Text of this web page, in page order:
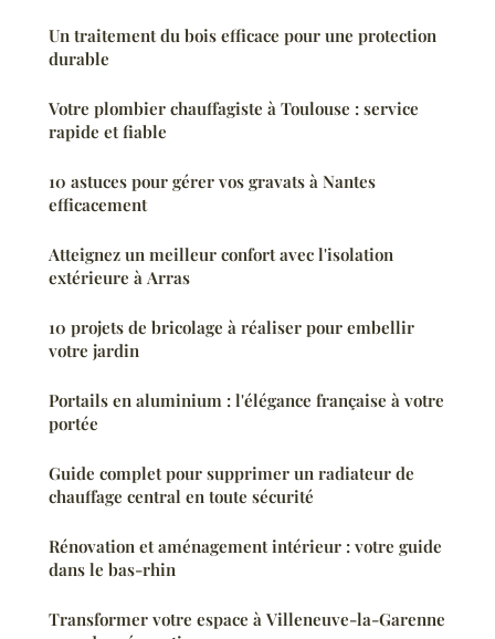
Un traitement du bois efficace pour une protection
durable
Votre plombier chauffagiste à Toulouse : service
rapide et fiable
10 astuces pour gérer vos gravats à Nantes
efficacement
Atteignez un meilleur confort avec l'isolation
extérieure à Arras
10 projets de bricolage à réaliser pour embellir
votre jardin
Portails en aluminium : l'élégance française à votre
portée
Guide complet pour supprimer un radiateur de
chauffage central en toute sécurité
Rénovation et aménagement intérieur : votre guide
dans le bas-rhin
Transformer votre espace à Villeneuve-la-Garenne